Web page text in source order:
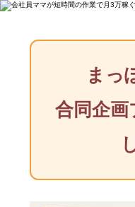
まっ
合同企